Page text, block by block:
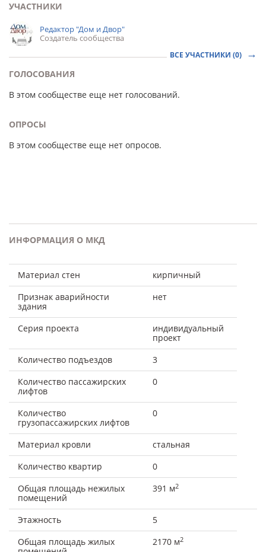
УЧАСТНИКИ
Редактор "Дом и Двор"
Создатель сообщества
ВСЕ УЧАСТНИКИ (0)
ГОЛОСОВАНИЯ
В этом сообществе еще нет голосований.
ОПРОСЫ
В этом сообществе еще нет опросов.
ИНФОРМАЦИЯ О МКД
Материал стен
кирпичный
Признак аварийности
здания
нет
Серия проекта
индивидуальный
проект
Количество подъездов
3
Количество пассажирских
лифтов
0
Количество
грузопассажирских лифтов
0
Материал кровли
стальная
Количество квартир
0
Общая площадь нежилых
помещений
391 м2
Этажность
5
Общая площадь жилых
2170 м2